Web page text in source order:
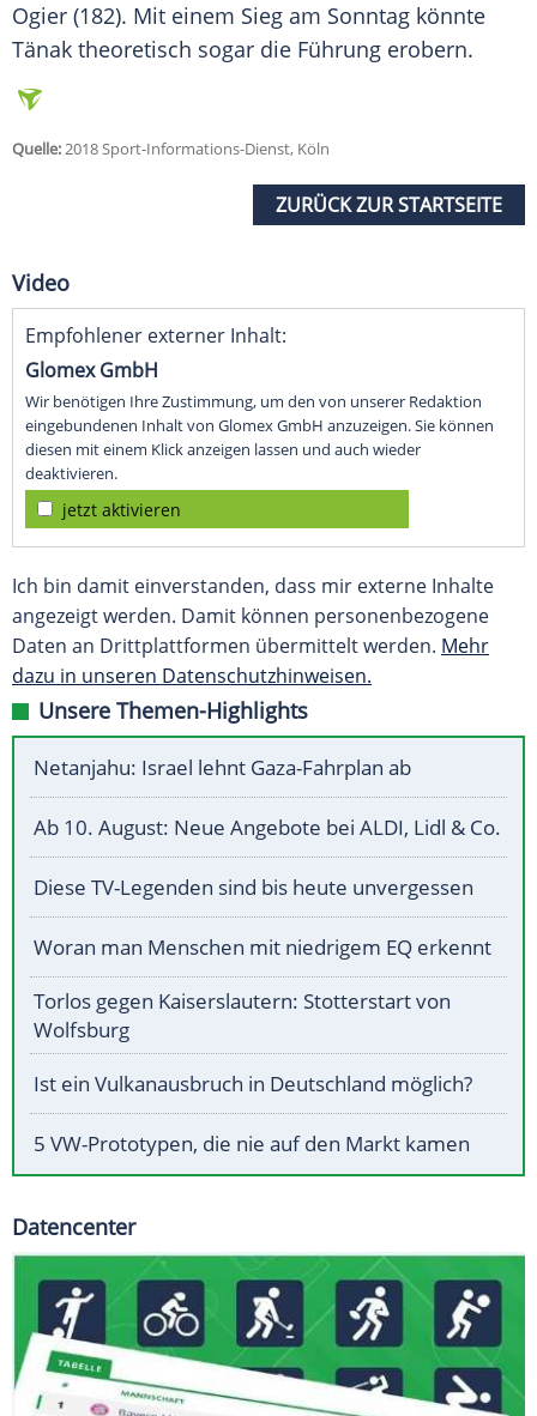
Ogier (182). Mit einem Sieg am Sonntag könnte
Tänak theoretisch sogar die Führung erobern.
Quelle:2018 Sport-Informations-Dienst, Köln
ZURÜCK ZUR STARTSEITE
Video
Empfohlener externer Inhalt:
Glomex GmbH
Wir benötigen Ihre Zustimmung, um den von unserer Redaktion
eingebundenen Inhalt von Glomex GmbH anzuzeigen. Sie können
diesen mit einem Klick anzeigen lassen und auch wieder
deaktivieren.
jetzt aktivieren
Ich bin damit einverstanden, dass mir externe Inhalte
angezeigt werden. Damit können personenbezogene
Daten an Drittplattformen übermittelt werden. Mehr
dazu in unseren Datenschutzhinweisen.
Unsere Themen-Highlights
Netanjahu: Israel lehnt Gaza-Fahrplan ab
Ab 10. August: Neue Angebote bei ALDI, Lidl & Co.
Diese TV-Legenden sind bis heute unvergessen
Woran man Menschen mit niedrigem EQ erkennt
Torlos gegen Kaiserslautern: Stotterstart von
Wolfsburg
Ist ein Vulkanausbruch in Deutschland möglich?
5 VW-Prototypen, die nie auf den Markt kamen
Datencenter